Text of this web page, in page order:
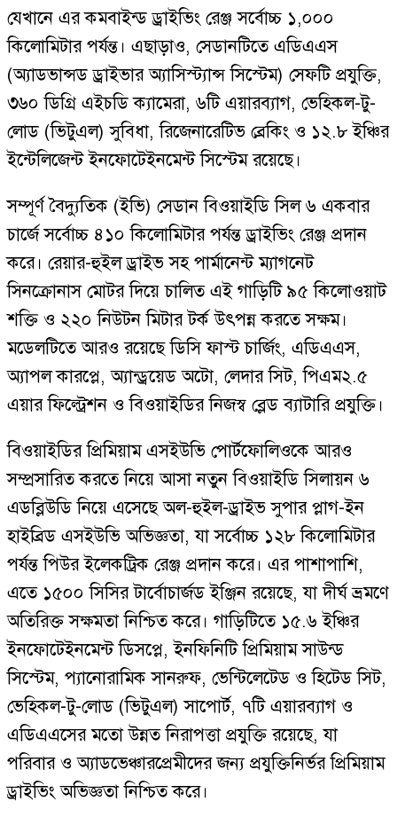
যেখানে এর কমবাইন্ড ড্রাইভিং রেঞ্জ সর্বোচ্চ ১,০০০
কিলোমিটার পর্যন্ত। এছাড়াও, সেডানটিতে এডিএএস
(অ্যাডভান্সড ড্রাইভার অ্যাসিস্ট্যান্স সিস্টেম) সেফটি প্রযুক্তি,
৩৬০ ডিগ্রি এইচডি ক্যামেরা, ৬টি এয়ারব্যাগ, ভেহিকল-টু-
লোড (ভিটুএল) সুবিধা, রিজেনারেটিভ ব্রেকিং ও ১২.৮ ইঞ্চির
ইন্টেলিজেন্ট ইনফোটেইনমেন্ট সিস্টেম রয়েছে।
সম্পূর্ণ বৈদ্যুতিক (ইভি) সেডান বিওয়াইডি সিল ৬ একবার
চার্জে সর্বোচ্চ ৪১০ কিলোমিটার পর্যন্ত ড্রাইভিং রেঞ্জ প্রদান
করে। রেয়ার-হুইল ড্রাইভ সহ পার্মানেন্ট ম্যাগনেট
সিনক্রোনাস মোটর দিয়ে চালিত এই গাড়িটি ৯৫ কিলোওয়াট
শক্তি ও ২২০ নিউটন মিটার টর্ক উৎপন্ন করতে সক্ষম।
মডেলটিতে আরও রয়েছে ডিসি ফাস্ট চার্জিং, এডিএএস,
অ্যাপল কারপ্লে, অ্যান্ড্রয়েড অটো, লেদার সিট, পিএম২.৫
এয়ার ফিল্ট্রেশন ও বিওয়াইডির নিজস্ব ব্লেড ব্যাটারি প্রযুক্তি।
বিওয়াইডির প্রিমিয়াম এসইউভি পোর্টফোলিওকে আরও
সম্প্রসারিত করতে নিয়ে আসা নতুন বিওয়াইডি সিলায়ন ৬
এডব্লিউডি নিয়ে এসেছে অল-হুইল-ড্রাইভ সুপার প্লাগ-ইন
হাইব্রিড এসইউভি অভিজ্ঞতা, যা সর্বোচ্চ ১২৮ কিলোমিটার
পর্যন্ত পিউর ইলেকট্রিক রেঞ্জ প্রদান করে। এর পাশাপাশি,
এতে ১৫০০ সিসির টার্বোচার্জড ইঞ্জিন রয়েছে, যা দীর্ঘ ভ্রমণে
অতিরিক্ত সক্ষমতা নিশ্চিত করে। গাড়িটিতে ১৫.৬ ইঞ্চির
ইনফোটেইনমেন্ট ডিসপ্লে, ইনফিনিটি প্রিমিয়াম সাউন্ড
সিস্টেম, প্যানোরামিক সানরুফ, ভেন্টিলেটেড ও হিটেড সিট,
ভেহিকল-টু-লোড (ভিটুএল) সাপোর্ট, ৭টি এয়ারব্যাগ ও
এডিএএসের মতো উন্নত নিরাপত্তা প্রযুক্তি রয়েছে, যা
পরিবার ও অ্যাডভেঞ্চারপ্রেমীদের জন্য প্রযুক্তিনির্ভর প্রিমিয়াম
ড্রাইভিং অভিজ্ঞতা নিশ্চিত করে।